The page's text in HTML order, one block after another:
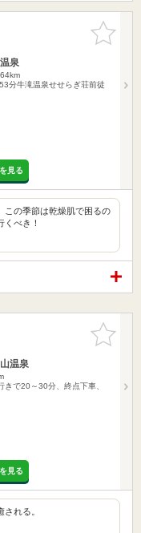
お気に入
りに追加
泉
分牛滝温泉せせらぎ荘前徒
見る
この季節は乾燥肌で困るの
べき！
お気に入
りに追加
温泉
で20～30分、終点下車、
見る
れる。